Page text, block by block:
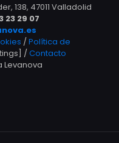
138, 47011 Valladolid
23 29 07
/Política de
/Contacto
Levanova